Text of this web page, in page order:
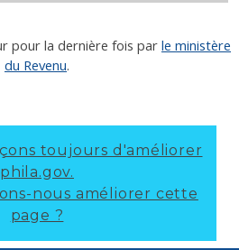
pour la dernière fois par le ministère
du Revenu.
toujours d'améliorer
phila.gov.
nous améliorer cette
page ?